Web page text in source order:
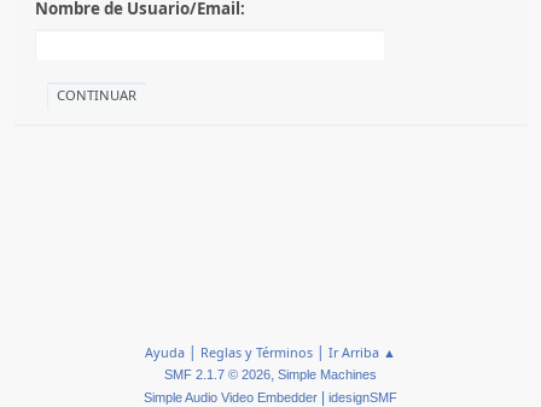
Nombre de Usuario/Email:
Ayuda | Reglas y Términos | Ir Arriba ▲
SMF 2.1.7 © 2026, Simple Machines
Simple Audio Video Embedder
idesignSMF